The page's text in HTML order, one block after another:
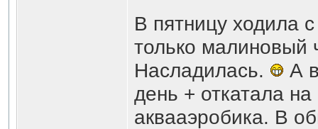
В пятницу ходила
только малиновый
Насладилась.
А
день + откатала
аквааэробика. В